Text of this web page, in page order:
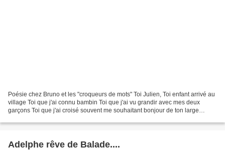
Poésie chez Bruno et les "croqueurs de mots" Toi Julien, Toi enfant arrivé au
village Toi que j'ai connu bambin Toi que j'ai vu grandir avec mes deux
garçons Toi que j'ai croisé souvent me souhaitant bonjour de ton large
Adelphe rêve de Balade....